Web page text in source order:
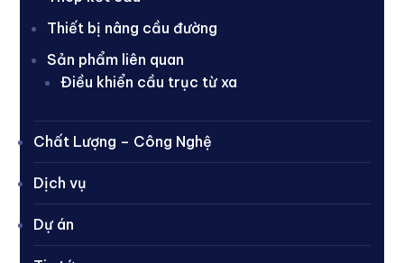
Thiết bị nâng cầu đường
Sản phẩm liên quan
Điều khiển cầu trục từ xa
Chất Lượng – Công Nghệ
Dịch vụ
Dự án